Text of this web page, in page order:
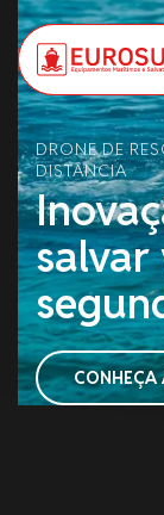
DRONE DE
DISTÂNCIA
salvar
CONHEÇA